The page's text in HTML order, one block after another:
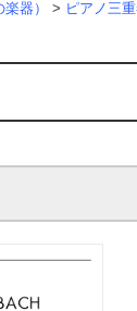
器） > ピアノ三